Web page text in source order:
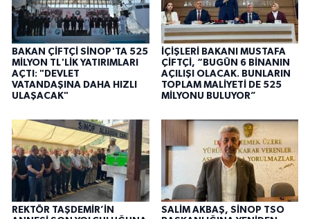
BAKAN ÇİFTÇİ SİNOP'TA 525
MİLYON TL'LİK YATIRIMLARI
AÇTI: "DEVLET
VATANDAŞINA DAHA HIZLI
ULAŞACAK"
İÇİŞLERİ BAKANI MUSTAFA
ÇİFTÇİ, “BUGÜN 6 BİNANIN
AÇILIŞI OLACAK. BUNLARIN
TOPLAM MALİYETİ DE 525
MİLYONU BULUYOR”
REKTÖR TAŞDEMİR’İN
SALİM AKBAŞ, SİNOP TSO